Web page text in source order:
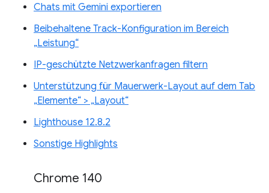
Chats mit Gemini exportieren
Beibehaltene Track-Konfiguration im Bereich
„Leistung“
IP-geschützte Netzwerkanfragen filtern
Unterstützung für Mauerwerk-Layout auf dem Tab
„Elemente“ > „Layout“
Lighthouse 12.8.2
Sonstige Highlights
Chrome 140